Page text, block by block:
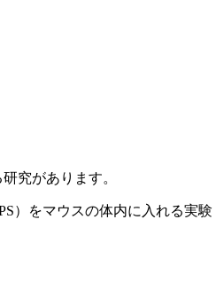
究があります。
）をマウスの体内に入れる実験